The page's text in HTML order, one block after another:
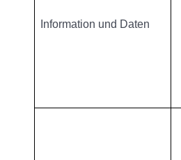
Information und Daten